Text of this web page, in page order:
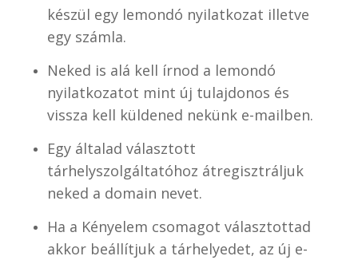
készül egy lemondó nyilatkozat illetve
egy számla.
Neked is alá kell írnod a lemondó
nyilatkozatot mint új tulajdonos és
vissza kell küldened nekünk e-mailben.
Egy általad választott
tárhelyszolgáltatóhoz átregisztráljuk
neked a domain nevet.
Ha a Kényelem csomagot választottad
akkor beállítjuk a tárhelyedet, az új e-